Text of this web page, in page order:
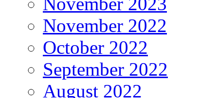
November 2022
October 2022
September 2022
August 2022